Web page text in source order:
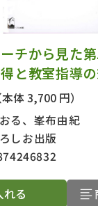
チから見た
と教室指導
本体 3,700 円）
る、峯布由紀
しお出版
る